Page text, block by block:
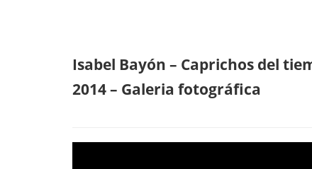
Isabel Bayón – Caprichos del
2014 – Galeria fotográfica